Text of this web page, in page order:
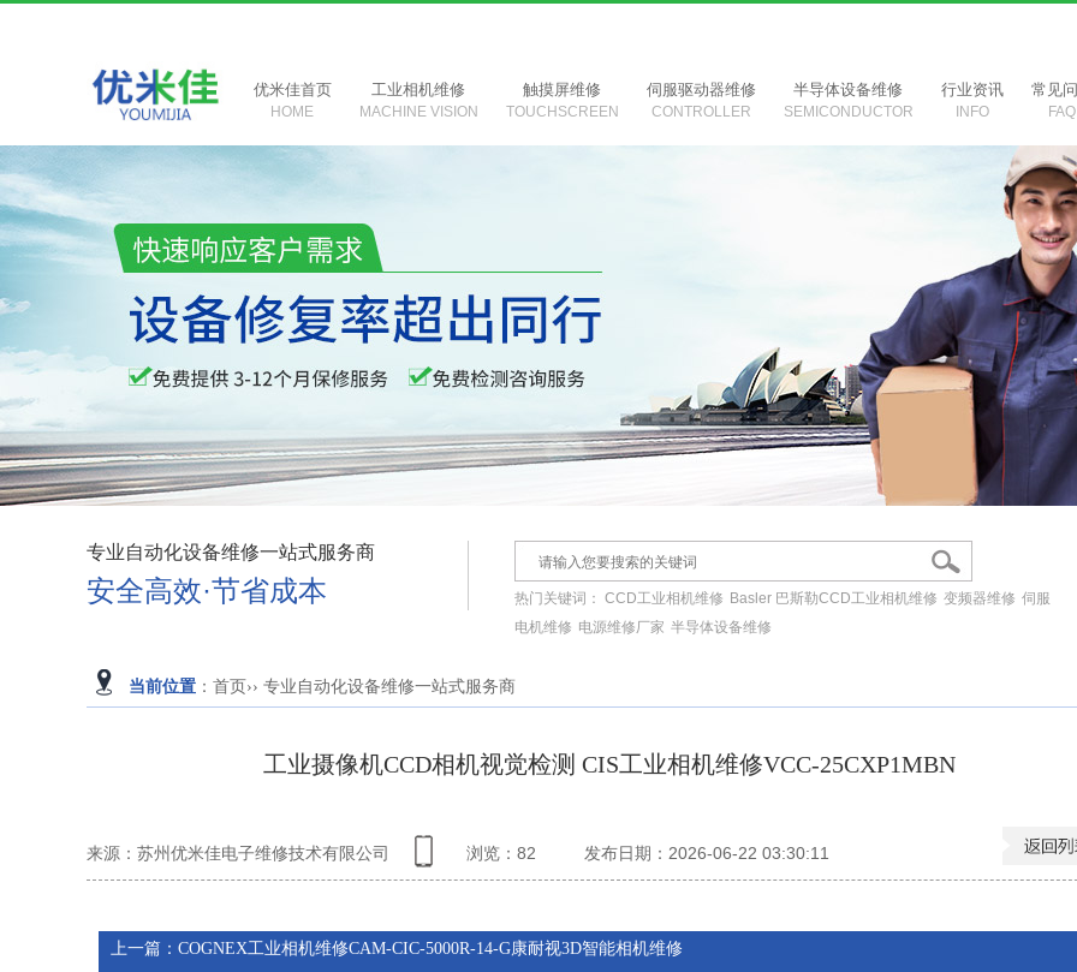
优米佳首页
HOME
工业相机维修
MACHINE VISION
触摸屏维修
TOUCHSCREEN
伺服驱动器维修
CONTROLLER
半导体设备维修
SEMICONDUCTOR
行业资讯
INFO
常见
FAQ
专业自动化设备维修一站式服务商
安全高效·节省成本 热门关键词： CCD工业相机维修 Basler 巴斯勒CCD工业相机维修 变频器维修 伺服
电机维修 电源维修厂家 半导体设备维修
当前位置 ： 首页 ›› 专业自动化设备维修一站式服务商
工业摄像机CCD相机视觉检测 CIS工业相机维修VCC-25CXP1MBN
来源：苏州优米佳电子维修技术有限公司 浏览： 82 发布日期：2026-06-22 03:30:11
上一篇： COGNEX工业相机维修CAM-CIC-5000R-14-G康耐视3D智能相机维修